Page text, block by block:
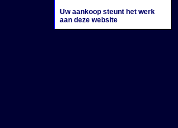
Uw aankoop steunt het werk
aan deze website